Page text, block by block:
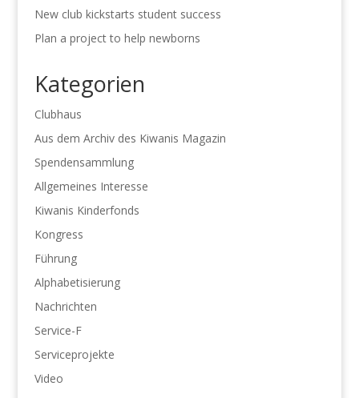
New club kickstarts student success
Plan a project to help newborns
Kategorien
Clubhaus
Aus dem Archiv des Kiwanis Magazin
Spendensammlung
Allgemeines Interesse
Kiwanis Kinderfonds
Kongress
Führung
Alphabetisierung
Nachrichten
Service-F
Serviceprojekte
Video